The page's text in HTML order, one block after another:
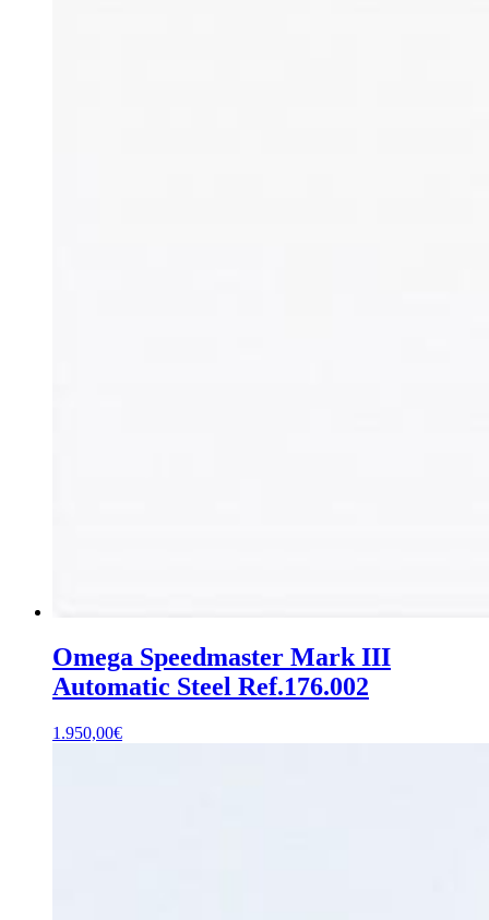
Omega Speedmaster Mark III
Automatic Steel Ref.176.002
1.950,00€